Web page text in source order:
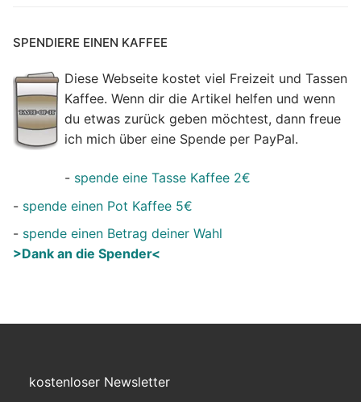
SPENDIERE EINEN KAFFEE
Diese Webseite kostet viel Freizeit und Tassen
Kaffee. Wenn dir die Artikel helfen und wenn
du etwas zurück geben möchtest, dann freue
ich mich über eine Spende per PayPal.
- spende eine Tasse Kaffee 2€
- spende einen Pot Kaffee 5€
- spende einen Betrag deiner Wahl
>Dank an die Spender<
kostenloser Newsletter